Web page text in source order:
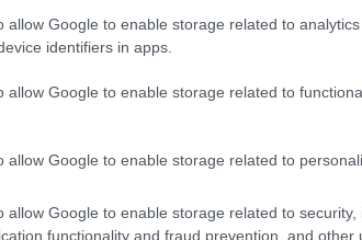
allow Google to enable storage related to
identifiers in apps.
allow Google to enable storage related to
allow Google to enable storage related to
allow Google to enable storage related to security,
functionality and fraud prevention, and other
politico di Netanyahu
dal gravissimo attentato
diplomatico, come quando ha
sulle attività jihadiste su
informato. Subito dopo, il premier ha
l’installazione di un governo di
dagli Usa (ieri è arrivata un’altra
sta vivendoun momento difficile.